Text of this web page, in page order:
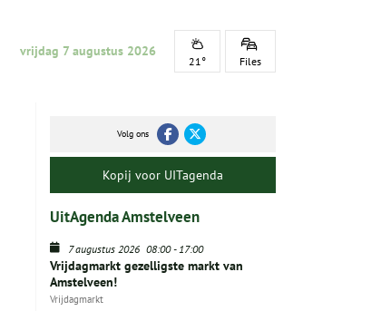
vrijdag 7 augustus 2026
21° Files
Volg ons
Kopij voor UITagenda
UitAgenda Amstelveen
7 augustus 2026 08:00-17:00
Vrijdagmarkt gezelligste markt van
Amstelveen!
Vrijdagmarkt